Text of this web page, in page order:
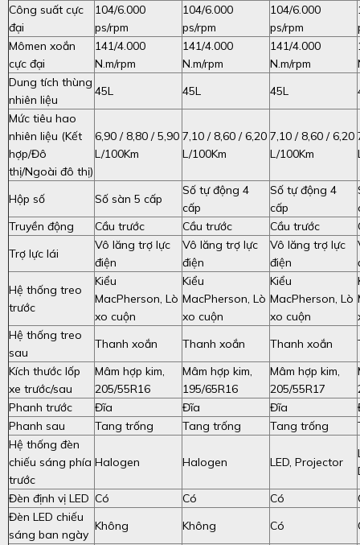
Công suất cực
đại
104/6.000
ps/rpm
104/6.000
ps/rpm
104/6.000
ps/rpm
Mômen xoắn
cực đại
141/4.000
N.m/rpm
141/4.000
N.m/rpm
141/4.000
N.m/rpm
Dung tích thùng
nhiên liệu
45L 45L 45L
Mức tiêu hao
nhiên liệu (Kết
hợp/Đô
thị/Ngoài đô thị)
6,90 / 8,80 / 5,90
L/100Km
7,10 / 8,60 / 6,20
L/100Km
7,10 / 8,60 / 6,20
L/100Km
Hộp số Số sàn 5 cấp
Số tự động 4
cấp
Số tự động 4
cấp
Truyền động
Cầu trước Cầu trước Cầu trước
Trợ lực lái
Vô lăng trợ lực
điện
Vô lăng trợ lực
điện
Vô lăng trợ lực
điện
Hệ thống treo
trước
Kiểu
MacPherson, Lò
xo cuộn
Kiểu
MacPherson, Lò
xo cuộn
Kiểu
MacPherson, Lò
xo cuộn
Hệ thống treo
sau
Thanh xoắn Thanh xoắn Thanh xoắn
Kích thước lốp
xe trước/sau
Mâm hợp kim,
205/55R16
Mâm hợp kim,
195/65R16
Mâm hợp kim,
205/55R17
Phanh trước
Đĩa Đĩa Đĩa
Phanh sau
Tang trống Tang trống Tang trống
Hệ thống đèn
chiếu sáng phía
trước
Halogen Halogen LED, Projector
Đèn định vị LED Có Có Có
Đèn LED chiếu
sáng ban ngày
Không Không Có